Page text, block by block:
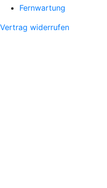
Fernwartung
Vertrag widerrufen